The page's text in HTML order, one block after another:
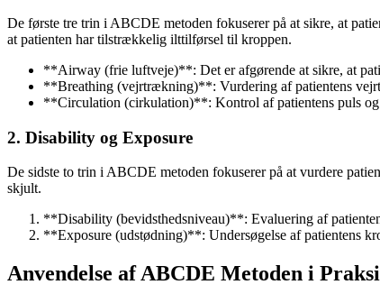
De første tre trin i ABCDE metoden fokuserer på at sikre, at
at patienten har tilstrækkelig ilttilførsel til kroppen.
**Airway (frie luftveje)**: Det er afgørende at sikre, at
**Breathing (vejrtrækning)**: Vurdering af patientens
**Circulation (cirkulation)**: Kontrol af patientens puls
2. Disability og Exposure
De sidste to trin i ABCDE metoden fokuserer på at vurdere
skjult.
**Disability (bevidsthedsniveau)**: Evaluering af
**Exposure (udstødning)**: Undersøgelse af patientens
Anvendelse af ABCDE Metoden i